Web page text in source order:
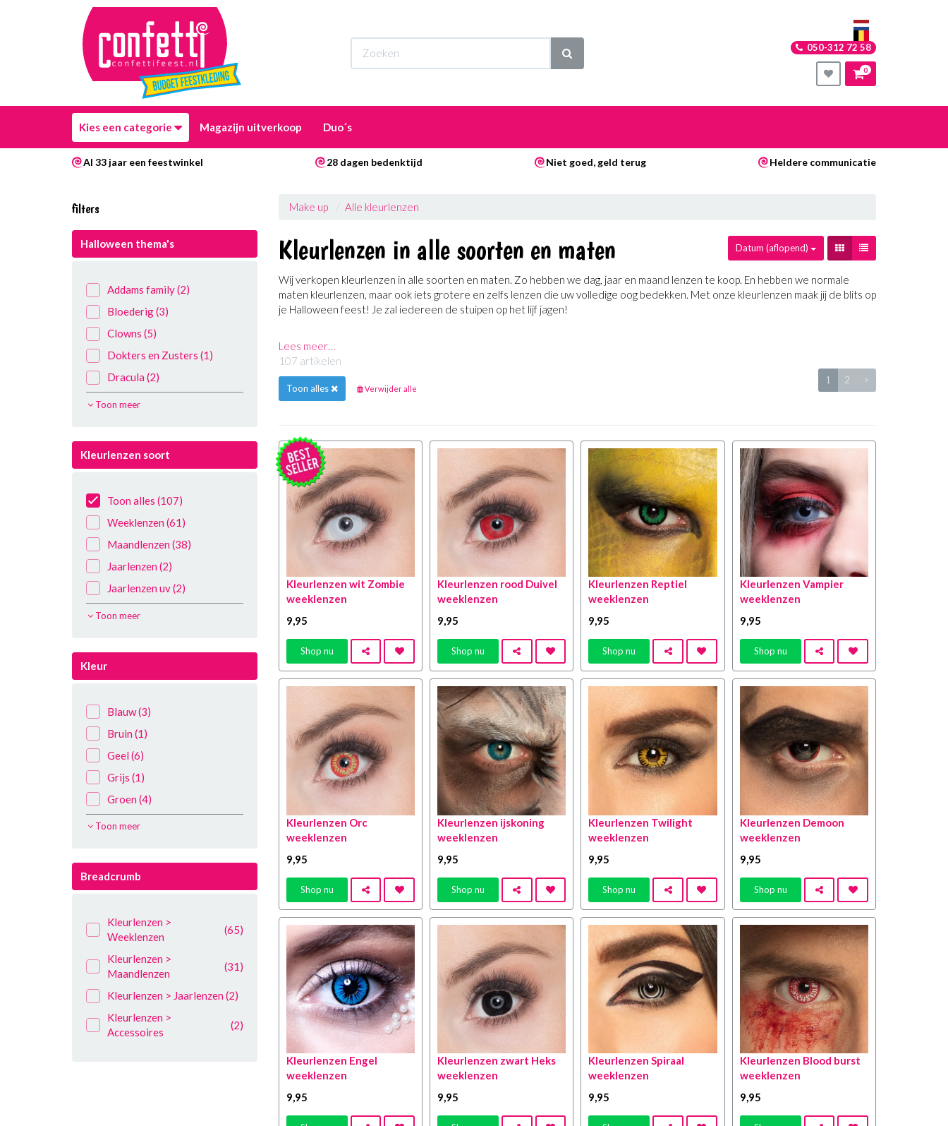
050-312 72 58
0
Kies een categorie Magazijn uitverkoop Duo´s
Al 33 jaar een feestwinkel 28 dagen bedenktijd Niet goed, geld terug Heldere communicatie
filters
Halloween thema's
Addams family(2)
Bloederig(3)
Clowns (5)
Dokters en Zusters (1)
Dracula (2)
Geesten(8)
Heksen(20)
Pimp je eigen
Halloween outfit
Pompoenen(1)
Poppen(1)
Vampier(3)
Zwarte kat
Toon meer
Kleurlenzen soort
Toon alles (107)
Weeklenzen (61)
Maandlenzen (38)
Jaarlenzen (2)
Jaarlenzen uv(2)
Toon meer
Kleur
Blauw(3)
Bruin (1)
Geel (6)
Grijs (1)
Groen (4)
Roze(3)
Toon meer
Breadcrumb
Kleurlenzen >
Weeklenzen
(65)
Kleurlenzen >
Maandlenzen
(31)
Kleurlenzen > Jaarlenzen (2)
Kleurlenzen >
Accessoires
(2)
Make up Alle kleurlenzen
Kleurlenzen in alle soorten en maten Datum (aflopend)
Wij verkopen kleurlenzen in alle soorten en maten. Zo hebben we dag, jaar en maand lenzen te koop. En hebben we normale
maten kleurlenzen, maar ook iets grotere en zelfs lenzen die uw volledige oog bedekken. Met onze kleurlenzen maak jij de blits op
je Halloween feest! Je zal iedereen de stuipen op het lijf jagen!
Lees meer…
107 artikelen
Toon alles Verwijder alle
1 2 >
Kleurlenzen wit Zombie
weeklenzen
9,95
Shop nu
Kleurlenzen rood Duivel
weeklenzen
9,95
Shop nu
Kleurlenzen Reptiel
weeklenzen
9,95
Shop nu
Kleurlenzen Vampier
weeklenzen
9,95
Shop nu
Kleurlenzen Orc
weeklenzen
9,95
Shop nu
Kleurlenzen ijskoning
weeklenzen
9,95
Shop nu
Kleurlenzen Twilight
weeklenzen
9,95
Shop nu
Kleurlenzen Demoon
weeklenzen
9,95
Shop nu
Kleurlenzen Engel
weeklenzen
9,95
Kleurlenzen zwart Heks
weeklenzen
9,95
Kleurlenzen Spiraal
weeklenzen
9,95
Kleurlenzen Blood burst
weeklenzen
9,95